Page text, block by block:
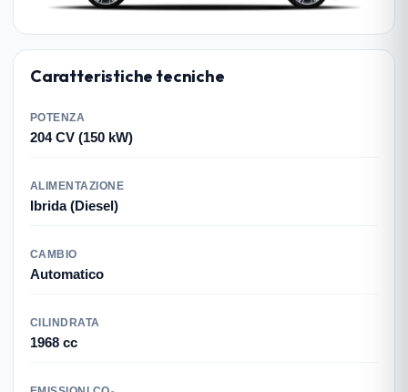
Caratteristiche tecniche
POTENZA
204 CV (150 kW)
ALIMENTAZIONE
Ibrida (Diesel)
CAMBIO
Automatico
CILINDRATA
1968 cc